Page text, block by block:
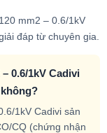
mm2 – 0.6/1kV
đáp từ chuyên gia.
0.6/1kV Cadivi
1kV Cadivi sản
CQ (chứng nhận